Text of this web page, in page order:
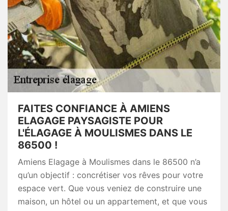
FAITES CONFIANCE À AMIENS
ELAGAGE PAYSAGISTE POUR
L'ÉLAGAGE À MOULISMES DANS LE
86500 !
Amiens Elagage à Moulismes dans le 86500 n’a
qu’un objectif : concrétiser vos rêves pour votre
espace vert. Que vous veniez de construire une
maison, un hôtel ou un appartement, et que vous